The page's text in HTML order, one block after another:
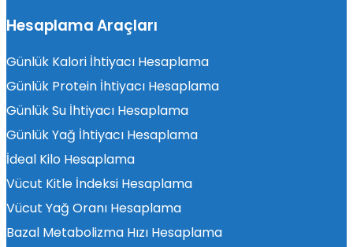
Hesaplama Araçları
Günlük Kalori İhtiyacı Hesaplama
Günlük Protein İhtiyacı Hesaplama
Günlük Su İhtiyacı Hesaplama
Günlük Yağ İhtiyacı Hesaplama
İdeal Kilo Hesaplama
Vücut Kitle İndeksi Hesaplama
Vücut Yağ Oranı Hesaplama
Bazal Metabolizma Hızı Hesaplama